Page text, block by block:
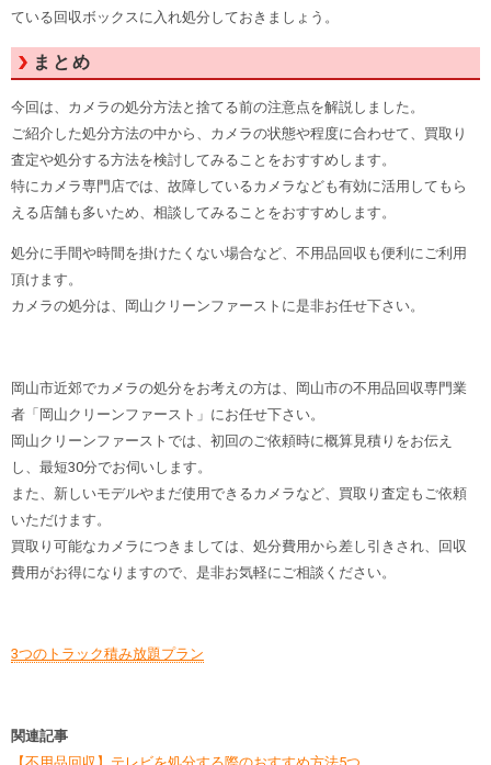
ている回収ボックスに入れ処分しておきましょう。
まとめ
今回は、カメラの処分方法と捨てる前の注意点を解説しました。
ご紹介した処分方法の中から、カメラの状態や程度に合わせて、買取り
査定や処分する方法を検討してみることをおすすめします。
特にカメラ専門店では、故障しているカメラなども有効に活用してもら
える店舗も多いため、相談してみることをおすすめします。
処分に手間や時間を掛けたくない場合など、不用品回収も便利にご利用
頂けます。
カメラの処分は、岡山クリーンファーストに是非お任せ下さい。
岡山市近郊でカメラの処分をお考えの方は、岡山市の不用品回収専門業
者「岡山クリーンファースト」にお任せ下さい。
岡山クリーンファーストでは、初回のご依頼時に概算見積りをお伝え
し、最短30分でお伺いします。
また、新しいモデルやまだ使用できるカメラなど、買取り査定もご依頼
いただけます。
買取り可能なカメラにつきましては、処分費用から差し引きされ、回収
費用がお得になりますので、是非お気軽にご相談ください。
3つのトラック積み放題プラン
関連記事